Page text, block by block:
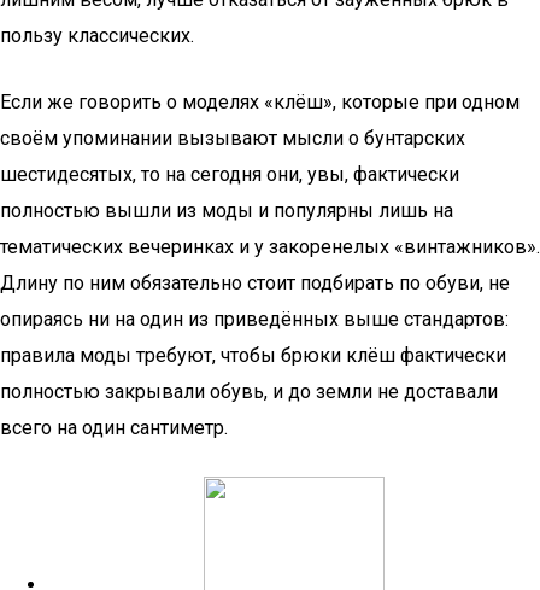
пользу классических.
Если же говорить о моделях «клёш», которые при одном
своём упоминании вызывают мысли о бунтарских
шестидесятых, то на сегодня они, увы, фактически
полностью вышли из моды и популярны лишь на
тематических вечеринках и у закоренелых «винтажников».
Длину по ним обязательно стоит подбирать по обуви, не
опираясь ни на один из приведённых выше стандартов:
правила моды требуют, чтобы брюки клёш фактически
полностью закрывали обувь, и до земли не доставали
всего на один сантиметр.